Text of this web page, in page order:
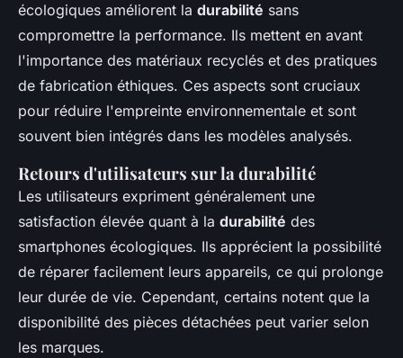
écologiques améliorent la durabilité sans
compromettre la performance. Ils mettent en avant
l'importance des matériaux recyclés et des pratiques
de fabrication éthiques. Ces aspects sont cruciaux
pour réduire l'empreinte environnementale et sont
souvent bien intégrés dans les modèles analysés.
Retours d'utilisateurs sur la durabilité
Les utilisateurs expriment généralement une
satisfaction élevée quant à la durabilité des
smartphones écologiques. Ils apprécient la possibilité
de réparer facilement leurs appareils, ce qui prolonge
leur durée de vie. Cependant, certains notent que la
disponibilité des pièces détachées peut varier selon
les marques.